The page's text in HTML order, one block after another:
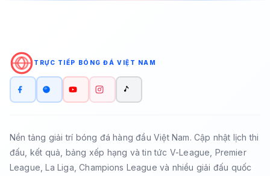
TRỰC TIẾP BÓNG ĐÁ VIỆT NAM
Nền tảng giải trí bóng đá hàng đầu Việt Nam. Cập nhật lịch thi
đấu, kết quả, bảng xếp hạng và tin tức V-League, Premier
League, La Liga, Champions League và nhiều giải đấu quốc